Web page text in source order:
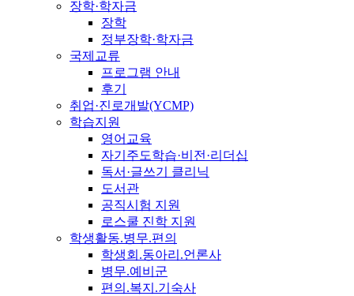
장학·학자금
장학
정부장학·학자금
국제교류
프로그램 안내
후기
취업·진로개발(YCMP)
학습지원
영어교육
자기주도학습·비전·리더십
독서·글쓰기 클리닉
도서관
공직시험 지원
로스쿨 진학 지원
학생활동.병무.편의
학생회.동아리.언론사
병무.예비군
편의.복지.기숙사